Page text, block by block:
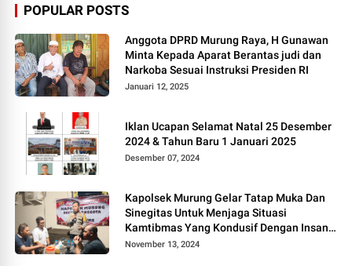
POPULAR POSTS
Anggota DPRD Murung Raya, H Gunawan
Minta Kepada Aparat Berantas judi dan
Narkoba Sesuai Instruksi Presiden RI
Januari 12, 2025
Iklan Ucapan Selamat Natal 25 Desember
2024 & Tahun Baru 1 Januari 2025
Desember 07, 2024
Kapolsek Murung Gelar Tatap Muka Dan
Sinegitas Untuk Menjaga Situasi
Kamtibmas Yang Kondusif Dengan Insan
Pers
November 13, 2024